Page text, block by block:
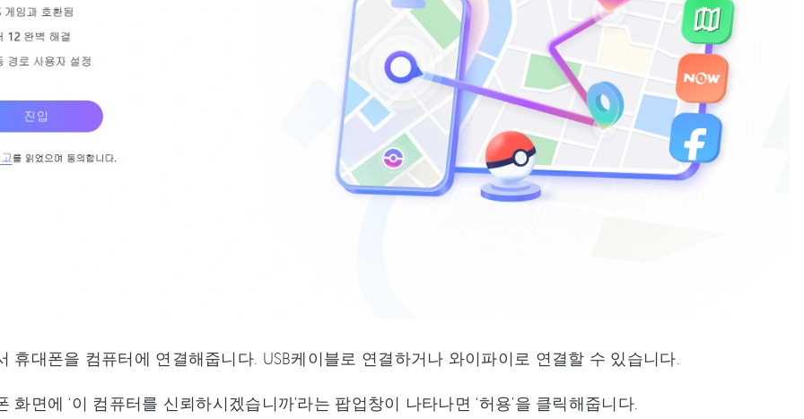
휴대폰을 컴퓨터에 연결해줍니다. USB케이블로 연결하거나 와이파이로 연결할 수 있습니다.
화면에 ‘이 컴퓨터를 신뢰하시겠습니까’라는 팝업창이 나타나면 ‘허용’을 클릭해줍니다.